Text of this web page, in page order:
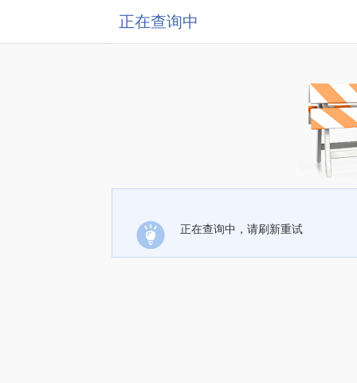
正在查询中
正在查询中，请刷新重试